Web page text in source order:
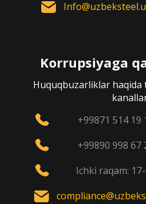
Korrupsiyaga
Huquqbuzarliklar
+99871 514 19
+99890 998 67
Ichki raqam: